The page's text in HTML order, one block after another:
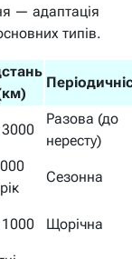
— адаптація
типів.
Разова (до
нересту)
Сезонна
Щорічна